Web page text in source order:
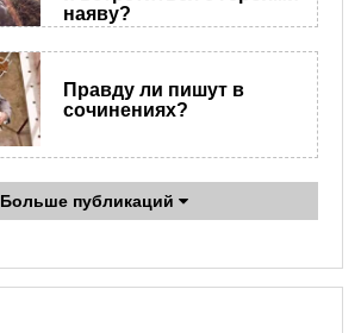
наяву?
Правду ли пишут в
сочинениях?
Больше публикаций